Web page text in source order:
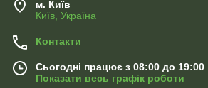
м. Київ
Київ, Україна
Контакти
Сьогодні працює з 08:00 до 19:00
Показати весь графік роботи